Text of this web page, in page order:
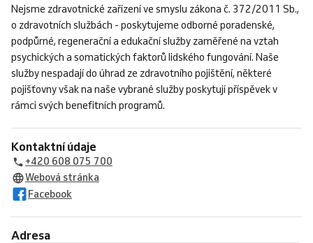
Nejsme zdravotnické zařízení ve smyslu zákona č. 372/2011 Sb.,
o zdravotních službách - poskytujeme odborné poradenské,
podpůrné, regenerační a edukační služby zaměřené na vztah
psychických a somatických faktorů lidského fungování. Naše
služby nespadají do úhrad ze zdravotního pojištění, některé
pojišťovny však na naše vybrané služby poskytují příspěvek v
rámci svých benefitních programů.
Kontaktní údaje
+420 608 075 700
Webová stránka
Facebook
Adresa